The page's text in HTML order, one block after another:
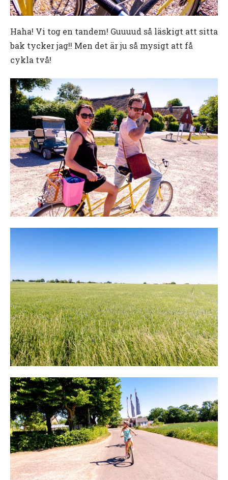
Haha! Vi tog en tandem! Guuuud så läskigt att sitta
bak tycker jag!! Men det är ju så mysigt att få
cykla två!